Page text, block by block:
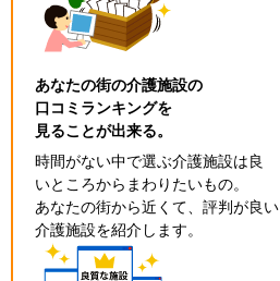
あなたの街の介護施設の
口コミランキングを
見ることが出来る。
時間がない中で選ぶ介護施設は良
いところからまわりたいもの。
あなたの街から近くて、評判が良い
介護施設を紹介します。